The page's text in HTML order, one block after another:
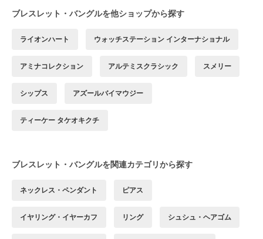
ブレスレット・バングルを他ショップから探す
ライオンハート ウォッチステーション インターナショナル
アミナコレクション アルテミスクラシック スメリー
シップス アズールバイマウジー
ティーケー タケオキクチ
ブレスレット・バングルを関連カテゴリから探す
ネックレス・ペンダント ピアス
イヤリング・イヤーカフ リング シュシュ・ヘアゴム